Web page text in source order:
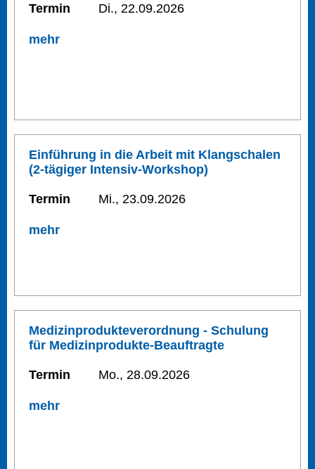
Termin Di., 22.09.2026
mehr
Einführung in die Arbeit mit Klangschalen
(2-tägiger Intensiv-Workshop)
Termin Mi., 23.09.2026
mehr
Medizinprodukteverordnung - Schulung
für Medizinprodukte-Beauftragte
Termin Mo., 28.09.2026
mehr